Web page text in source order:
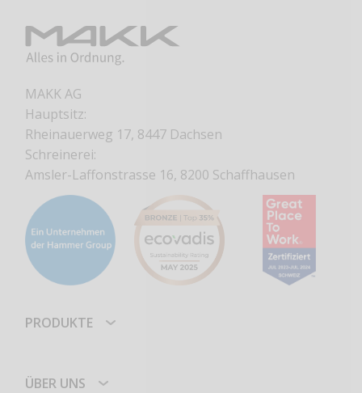
MAKK AG
Hauptsitz:
Rheinauerweg 17, 8447 Dachsen
Schreinerei:
Amsler-Laffonstrasse 16, 8200 Schaffhausen
PRODUKTE
ÜBER UNS